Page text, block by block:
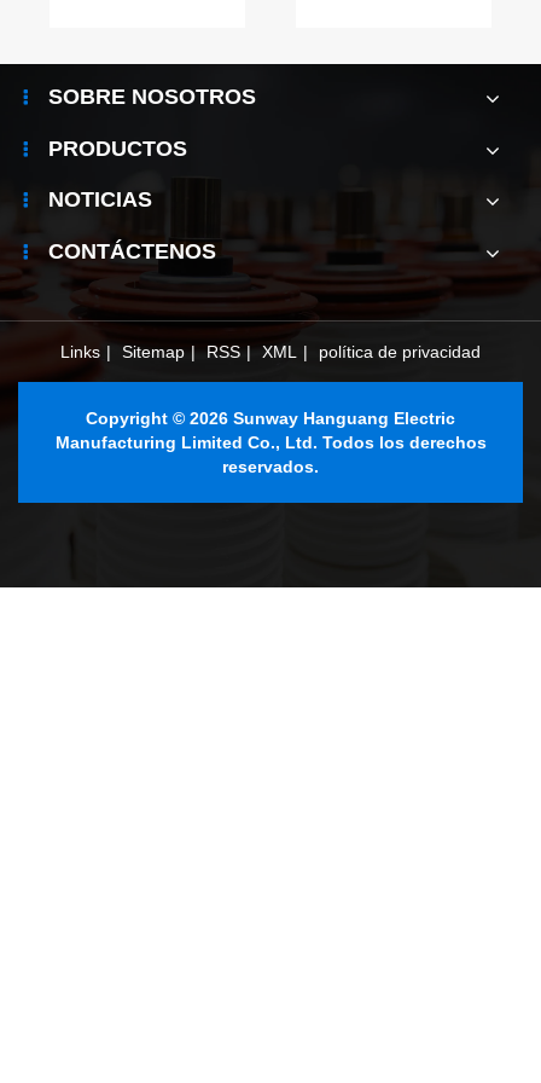
SOBRE NOSOTROS
PRODUCTOS
NOTICIAS
CONTÁCTENOS
Links | Sitemap | RSS | XML | política de privacidad
Copyright © 2026 Sunway Hanguang Electric
Manufacturing Limited Co., Ltd. Todos los derechos
reservados.